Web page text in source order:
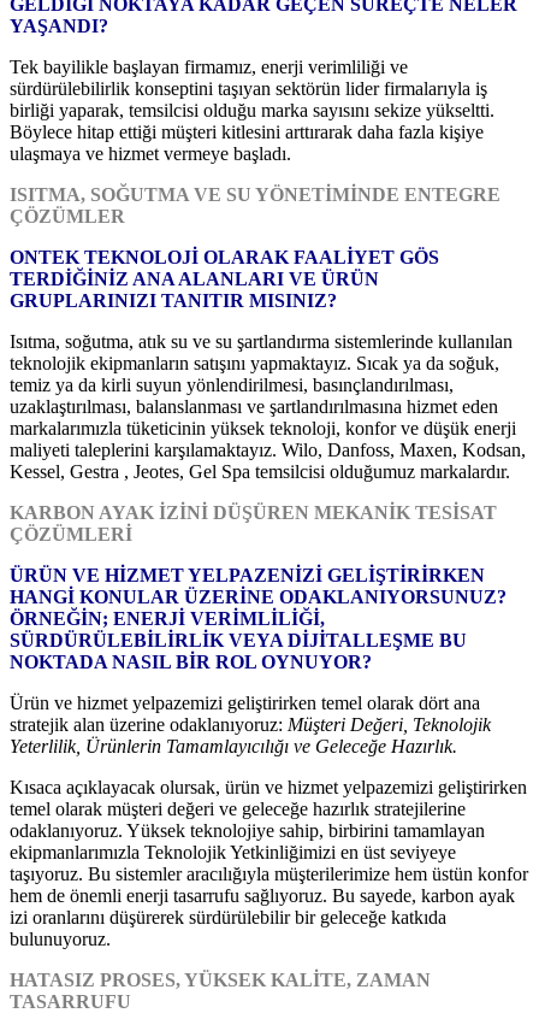
YAŞANDI?
Tek bayilikle başlayan firmamız, enerji verimliliği ve
sürdürülebilirlik konseptini taşıyan sektörün lider firmalarıyla iş
birliği yaparak, temsilcisi olduğu marka sayısını sekize yükseltti.
Böylece hitap ettiği müşteri kitlesini arttırarak daha fazla kişiye
ulaşmaya ve hizmet vermeye başladı.
ISITMA, SOĞUTMA VE SU YÖNETİMİNDE ENTEGRE
ÇÖZÜMLER
ONTEK TEKNOLOJİ OLARAK FAALİYET GÖS
TERDİĞİNİZ ANA ALANLARI VE ÜRÜN
GRUPLARINIZI TANITIR MISINIZ?
Isıtma, soğutma, atık su ve su şartlandırma sistemlerinde kullanılan
teknolojik ekipmanların satışını yapmaktayız. Sıcak ya da soğuk,
temiz ya da kirli suyun yönlendirilmesi, basınçlandırılması,
uzaklaştırılması, balanslanması ve şartlandırılmasına hizmet eden
markalarımızla tüketicinin yüksek teknoloji, konfor ve düşük enerji
maliyeti taleplerini karşılamaktayız. Wilo, Danfoss, Maxen, Kodsan,
Kessel, Gestra , Jeotes, Gel Spa temsilcisi olduğumuz markalardır.
KARBON AYAK İZİNİ DÜŞÜREN MEKANİK TESİSAT
ÇÖZÜMLERİ
ÜRÜN VE HİZMET YELPAZENİZİ GELİŞTİRİRKEN
HANGİ KONULAR ÜZERİNE ODAKLANIYORSUNUZ?
ÖRNEĞİN; ENERJİ VERİMLİLİĞİ,
SÜRDÜRÜLEBİLİRLİK VEYA DİJİTALLEŞME BU
NOKTADA NASIL BİR ROL OYNUYOR?
Ürün ve hizmet yelpazemizi geliştirirken temel olarak dört ana
stratejik alan üzerine odaklanıyoruz: Müşteri Değeri, Teknolojik
Yeterlilik, Ürünlerin Tamamlayıcılığı ve Geleceğe Hazırlık.
Kısaca açıklayacak olursak, ürün ve hizmet yelpazemizi geliştirirken
temel olarak müşteri değeri ve geleceğe hazırlık stratejilerine
odaklanıyoruz. Yüksek teknolojiye sahip, birbirini tamamlayan
ekipmanlarımızla Teknolojik Yetkinliğimizi en üst seviyeye
taşıyoruz. Bu sistemler aracılığıyla müşterilerimize hem üstün konfor
hem de önemli enerji tasarrufu sağlıyoruz. Bu sayede, karbon ayak
izi oranlarını düşürerek sürdürülebilir bir geleceğe katkıda
bulunuyoruz.
HATASIZ PROSES, YÜKSEK KALİTE, ZAMAN
TASARRUFU